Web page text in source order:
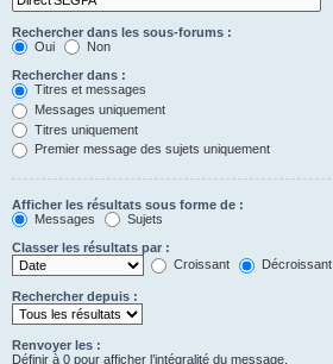
Rechercher dans les sous-forums :
Oui
Non
Rechercher dans :
Titres et messages
Messages uniquement
Titres uniquement
Premier message des sujets uniquement
Afficher les résultats sous forme de :
Messages
Sujets
Classer les résultats par :
Croissant
Décroissant
Rechercher depuis :
Renvoyer les :
Définir à 0 pour afficher l’intégralité du message.